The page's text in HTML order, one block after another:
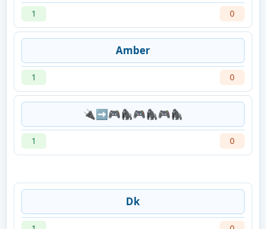
1 0
Amber
1 0
🔌➡️🎮🦍🎮🦍🎮🦍
1 0
Dk